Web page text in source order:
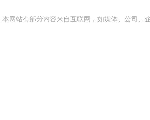
本网站有部分内容来自互联网，如媒体、公司、